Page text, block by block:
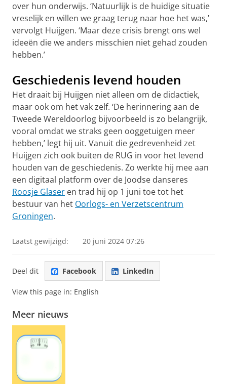
over hun onderwijs. ‘Natuurlijk is de huidige situatie
vreselijk en willen we graag terug naar hoe het was,’
vervolgt Huijgen. ‘Maar deze crisis brengt ons wel
ideeën die we anders misschien niet gehad zouden
hebben.’
Geschiedenis levend houden
Het draait bij Huijgen niet alleen om de didactiek,
maar ook om het vak zelf. ‘De herinnering aan de
Tweede Wereldoorlog bijvoorbeeld is zo belangrijk,
vooral omdat we straks geen ooggetuigen meer
hebben,’ legt hij uit. Vanuit die gedrevenheid zet
Huijgen zich ook buiten de RUG in voor het levend
houden van de geschiedenis. Zo werkte hij mee aan
een digitaal platform over de Joodse danseres
Roosje Glaser en trad hij op 1 juni toe tot het
bestuur van het Oorlogs- en Verzetscentrum
Groningen.
Laatst gewijzigd: 20 juni 2024 07:26
Deel dit Facebook LinkedIn
View this page in: English
Meer nieuws